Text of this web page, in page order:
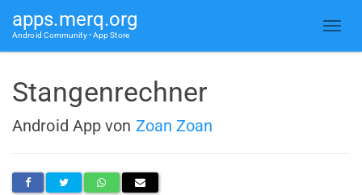
apps.merq.org
Android Community • App Store
Stangenrechner
Android App von Zoan Zoan